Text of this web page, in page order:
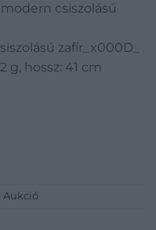
csiszolású
zafír_x000D_
g, hossz: 41 cm
Aukció